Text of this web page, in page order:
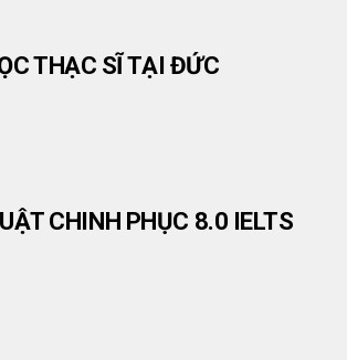
THẠC SĨ TẠI ĐỨC
CHINH PHỤC 8.0 IELTS